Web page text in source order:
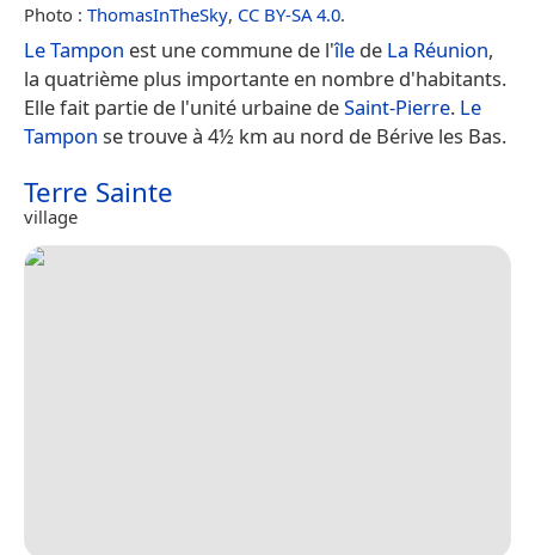
Photo : ThomasInTheSky, CC BY-SA 4.0.
Le Tampon est une commune de l'île de La Réunion,
la quatrième plus importante en nombre d'habitants.
Elle fait partie de l'unité urbaine deSaint-Pierre. Le
Tampon se trouve à 4½ km au nord de Bérive les Bas.
Terre Sainte
village